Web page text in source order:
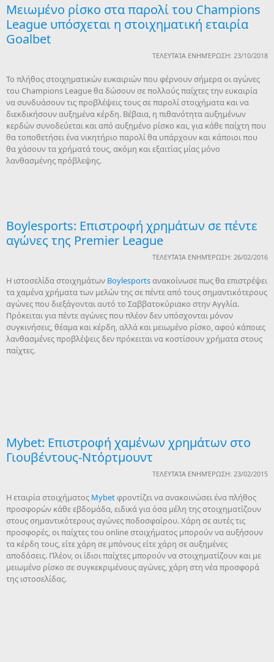
Μειωμένο ρίσκο στα παρολί του Champions
League υπόσχεται η στοιχηματική εταιρία
Goalbet
ΤΕΛΕΥΤΑΊΑ ΕΝΗΜΈΡΩΣΗ: 23/10/2018
Το πλήθος στοιχηματικών ευκαιριών που φέρνουν σήμερα οι αγώνες
του Champions League θα δώσουν σε πολλούς παίχτες την ευκαιρία
να συνδυάσουν τις προβλέψεις τους σε παρολί στοιχήματα και να
διεκδικήσουν αυξημένα κέρδη. Βέβαια, η πιθανότητα αυξημένων
κερδών συνοδεύεται και από αυξημένο ρίσκο και, για κάθε παίχτη που
θα τοποθετήσει ένα νικητήριο παρολί θα υπάρχουν και κάποιοι που
θα χάσουν τα χρήματά τους, ακόμη και εξαιτίας μίας μόνο
λανθασμένης πρόβλεψης.
Boylesports: Επιστροφή χρημάτων σε πέντε
αγώνες της Premier League
ΤΕΛΕΥΤΑΊΑ ΕΝΗΜΈΡΩΣΗ: 26/02/2016
Η ιστοσελίδα στοιχημάτων Boylesportsανακοίνωσε πως θα επιστρέψει
τα χαμένα χρήματα των μελών της σε πέντε από τους σημαντικότερους
αγώνες που διεξάγονται αυτό το Σαββατοκύριακο στην Αγγλία.
Πρόκειται για πέντε αγώνες που πλέον δεν υπόσχονται μόνον
συγκινήσεις, θέαμα και κέρδη, αλλά και μειωμένο ρίσκο, αφού κάποιες
λανθασμένες προβλέψεις δεν πρόκειται να κοστίσουν χρήματα στους
παίχτες.
Mybet: Επιστροφή χαμένων χρημάτων στο
Γιουβέντους-Ντόρτμουντ
ΤΕΛΕΥΤΑΊΑ ΕΝΗΜΈΡΩΣΗ: 23/02/2015
Η εταιρία στοιχήματος Mybetφροντίζει να ανακοινώσει ένα πλήθος
προσφορών κάθε εβδομάδα, ειδικά για όσα μέλη της στοιχηματίζουν
στους σημαντικότερους αγώνες ποδοσφαίρου. Χάρη σε αυτές τις
προσφορές, οι παίχτες του online στοιχήματος μπορούν να αυξήσουν
τα κέρδη τους, είτε χάρη σε μπόνους είτε χάρη σε αυξημένες
αποδόσεις. Πλέον, οι ίδιοι παίχτες μπορούν να στοιχηματίζουν και με
μειωμένο ρίσκο σε συγκεκριμένους αγώνες, χάρη στη νέα προσφορά
της ιστοσελίδας.